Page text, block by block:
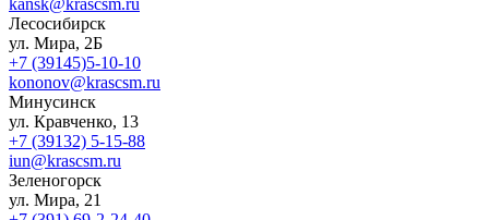
Лесосибирск
ул. Мира, 2Б
+7 (39145)5-10-10
kononov@krascsm.ru
Минусинск
ул. Кравченко, 13
+7 (39132) 5-15-88
iun@krascsm.ru
Зеленогорск
ул. Мира, 21